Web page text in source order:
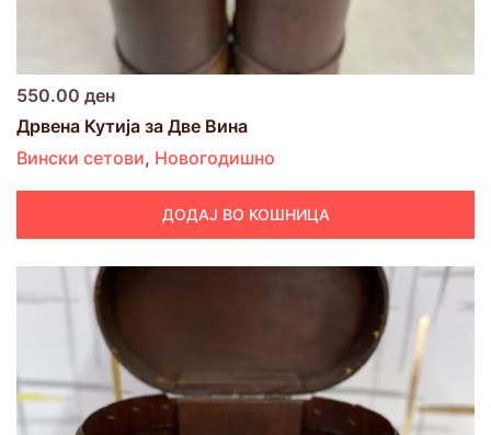
550.00 ден
Дрвена Кутија за Две Вина
Вински сетови, Новогодишно
ДОДАЈ ВО КОШНИЦА